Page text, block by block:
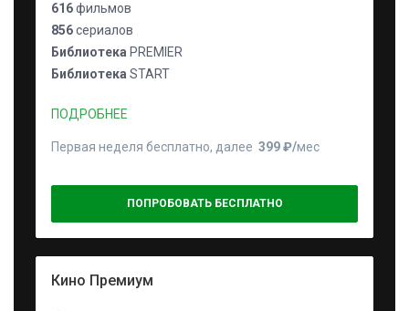
616фильмов
856сериалов
Библиотека PREMIER
Библиотека START
ПОДРОБНЕЕ
Первая неделя бесплатно, далее 399 ₽⁠/⁠мес
ПОПРОБОВАТЬ БЕСПЛАТНО
Кино Премиум